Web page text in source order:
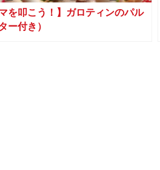
マを叩こう！】ガロティンのパル
ー付き）